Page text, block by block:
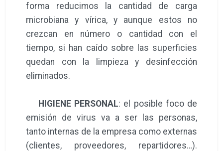
forma reducimos la cantidad de carga
microbiana y vírica, y aunque estos no
crezcan en número o cantidad con el
tiempo, si han caído sobre las superficies
quedan con la limpieza y desinfección
eliminados.
HIGIENE PERSONAL: el posible foco de
emisión de virus va a ser las personas,
tanto internas de la empresa como externas
(clientes, proveedores, repartidores…).